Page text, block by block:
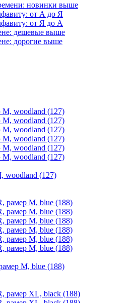
новинки выше
от А до Я
от Я до А
дешевые выше
дорогие выше
woodland (127)
М, blue (188)